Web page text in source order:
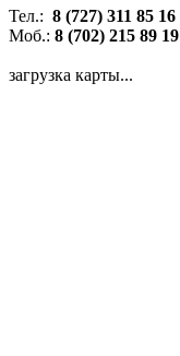
Тел.: 8 (727) 311 85 16
Моб.: 8 (702) 215 89 19
загрузка карты...